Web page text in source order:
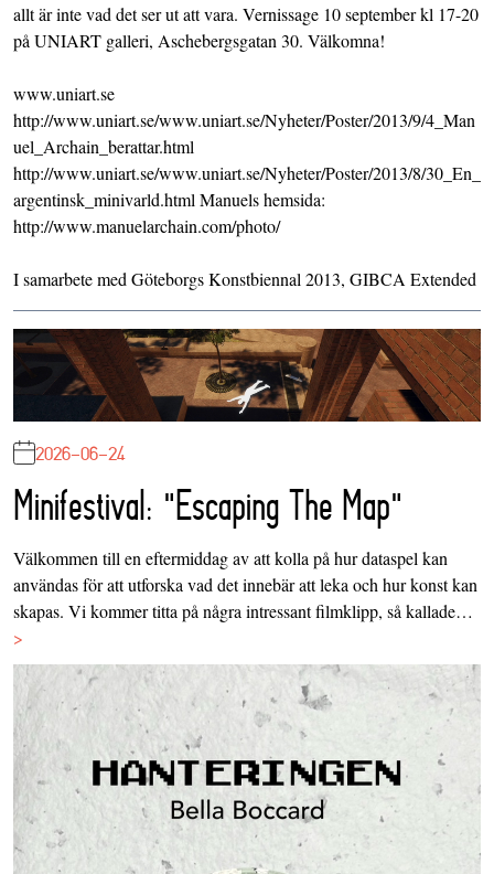
allt är inte vad det ser ut att vara. Vernissage 10 september kl 17-20
på UNIART galleri, Aschebergsgatan 30. Välkomna!
www.uniart.se
http://www.uniart.se/www.uniart.se/Nyheter/Poster/2013/9/4_Man
uel_Archain_berattar.html
http://www.uniart.se/www.uniart.se/Nyheter/Poster/2013/8/30_En_
argentinsk_minivarld.html Manuels hemsida:
http://www.manuelarchain.com/photo/
I samarbete med Göteborgs Konstbiennal 2013, GIBCA Extended
2026-06-24
Minifestival: "Escaping The Map"
Välkommen till en eftermiddag av att kolla på hur dataspel kan
användas för att utforska vad det innebär att leka och hur konst kan
skapas. Vi kommer titta på några intressant filmklipp, så kallade…
>